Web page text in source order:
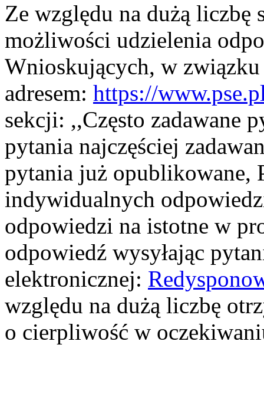
Ze względu na dużą liczbę
możliwości udzielenia
Wnioskujących, w
adresem: https://
sekcji: ,,Często zadawane
pytania najczęściej
pytania już opublikowane,
indywidualnych
odpowiedzi na istotne w
odpowiedź wysyłając
elektronicznej:
względu na dużą liczbę
o cierpliwość w